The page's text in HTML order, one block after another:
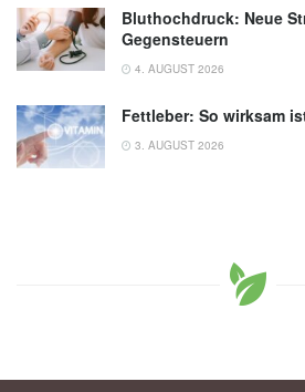
Bluthochdruck: Neue
Gegensteuern
4. AUGUST 2026
Fettleber: So wirksam
3. AUGUST 2026